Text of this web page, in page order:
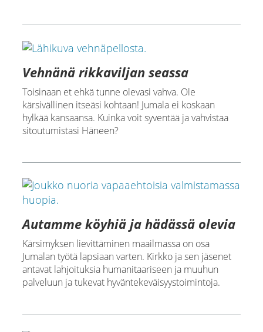
Vehnänä rikkaviljan seassa
Toisinaan et ehkä tunne olevasi vahva. Ole
kärsivällinen itseäsi kohtaan! Jumala ei koskaan
hylkää kansaansa. Kuinka voit syventää ja vahvistaa
sitoutumistasi Häneen?
Autamme köyhiä ja hädässä olevia
Kärsimyksen lievittäminen maailmassa on osa
Jumalan työtä lapsiaan varten. Kirkko ja sen jäsenet
antavat lahjoituksia humanitaariseen ja muuhun
palveluun ja tukevat hyväntekeväisyystoimintoja.